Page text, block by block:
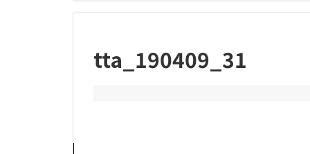
tta_190409_31